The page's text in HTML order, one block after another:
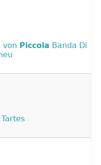
von Piccola Banda Di